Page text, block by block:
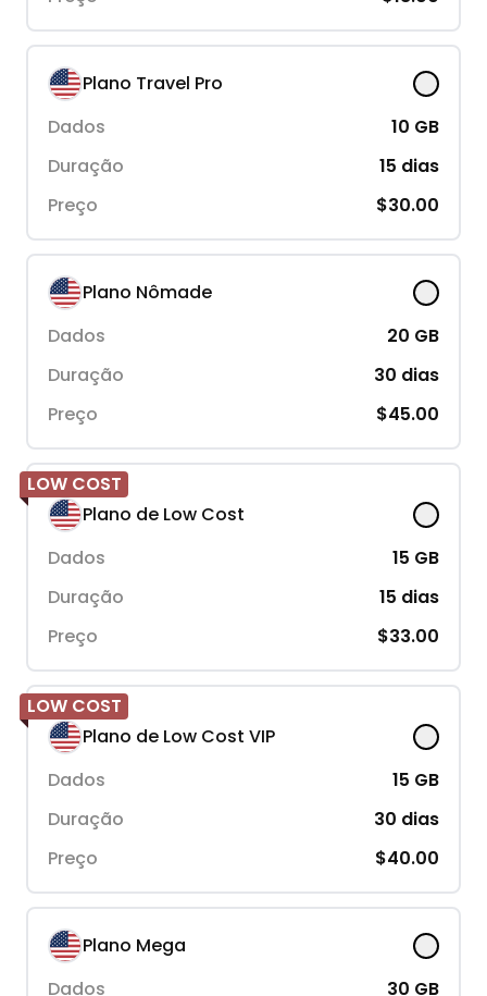
Plano Travel Pro
Dados
10 GB
Duração
15 dias
Preço
$30.00
Plano Nômade
Dados
20 GB
Duração
30 dias
Preço
$45.00
LOW COST
Plano de Low Cost
Dados
15 GB
Duração
15 dias
Preço
$33.00
LOW COST
Plano de Low Cost VIP
Dados
15 GB
Duração
30 dias
Preço
$40.00
Plano Mega
Dados
30 GB